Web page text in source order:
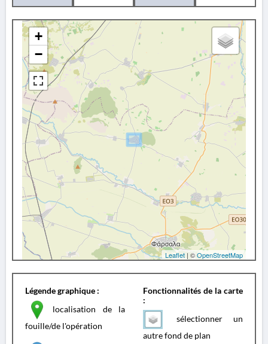
+
−
Leaflet | ©OpenStreetMap
Légende graphique :
localisation de la
fouille/de l'opération
Fonctionnalités de la carte
:
sélectionner un
autre fond de plan